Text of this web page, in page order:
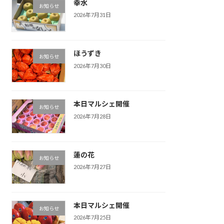
お知らせ 幸水
2026年7月31日
お知らせ ほうずき
2026年7月30日
お知らせ 本日マルシェ開催
2026年7月28日
お知らせ 蓮の花
2026年7月27日
お知らせ 本日マルシェ開催
2026年7月25日